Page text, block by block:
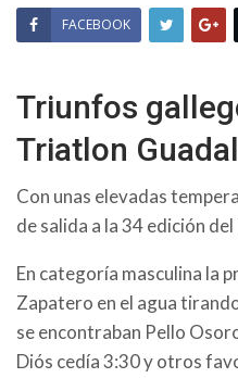
FACEBOOK
Triunfos
Triatlon
Con unas elevadas
de salida a la 34 edición
En categoría masculina la
Zapatero en el agua
se encontraban Pello
Diós cedía 3:30 y otros